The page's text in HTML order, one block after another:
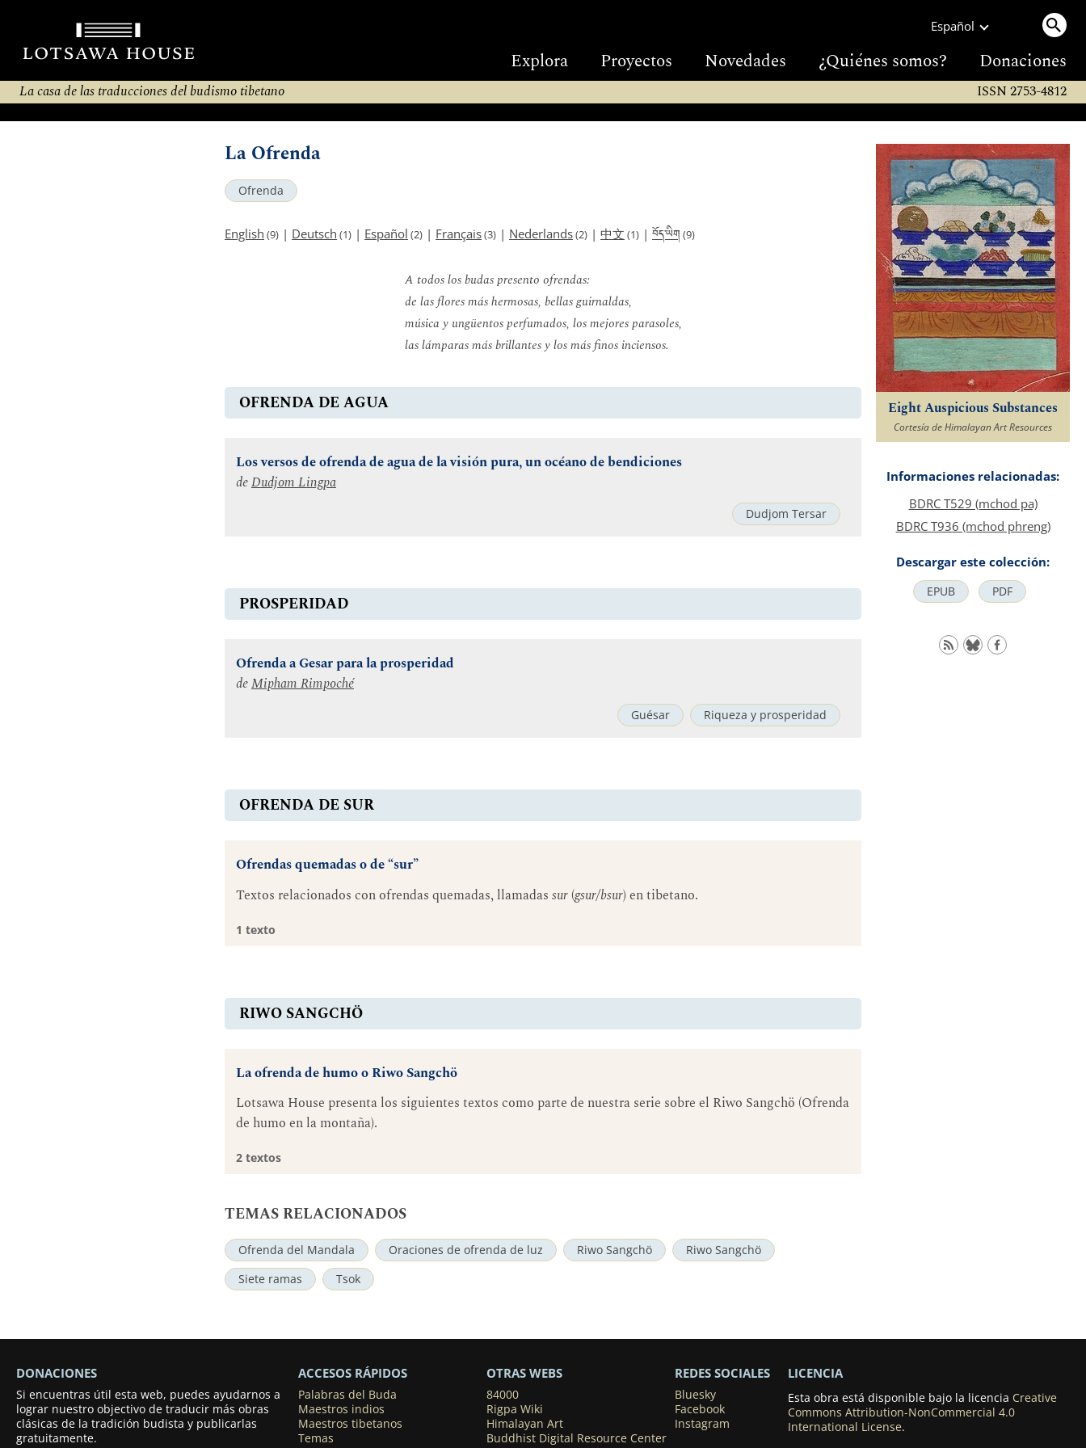
Español
Explora Proyectos Novedades ¿Quiénes somos? Donaciones
La casa de las traducciones del budismo tibetano ISSN 2753-4812
La Ofrenda
Ofrenda
English (9) | Deutsch (1) | Español (2) | Français(3) | Nederlands(2) | 中文 (1) | བོད་ཡིག (9)
A todos los budas presento ofrendas:
de las flores más hermosas, bellas guirnaldas,
música y ungüentos perfumados, los mejores parasoles,
las lámparas más brillantes y los más finos inciensos.
OFRENDA DE AGUA
Los versos de ofrenda de agua de la visión pura, un océano de bendiciones
deDudjom Lingpa
Dudjom Tersar
PROSPERIDAD
Ofrenda a Gesar para la prosperidad
deMipham Rimpoché
Guésar Riqueza y prosperidad
OFRENDA DE SUR
Ofrendas quemadas o de “sur”
Textos relacionados con ofrendas quemadas, llamadas sur (gsur/bsur) en tibetano.
1 texto
RIWO SANGCHÖ
La ofrenda de humo o Riwo Sangchö
Lotsawa House presenta los siguientes textos como parte de nuestra serie sobre el Riwo Sangchö (Ofrenda
de humo en la montaña).
2 textos
TEMAS RELACIONADOS
Ofrenda del Mandala Oraciones de ofrenda de luz Riwo Sangchö
Riwo Sangchö
Siete ramas
Tsok
Eight Auspicious Substances
Cortesía de Himalayan Art Resources
Informaciones relacionadas:
BDRC T529 (mchod pa)
BDRC T936 (mchod phreng)
Descargar este colección:
EPUB PDF
DONACIONES
Si encuentras útil esta web, puedes ayudarnos a
lograr nuestro objectivo de traducir más obras
clásicas de la tradición budista y publicarlas
gratuitamente.
ACCESOS RÁPIDOS
Palabras del Buda
Maestros indios
Maestros tibetanos
Temas
OTRAS WEBS
84000
Rigpa Wiki
Himalayan Art
Buddhist Digital Resource Center
REDES SOCIALES
Bluesky
Facebook
Instagram
LICENCIA
Esta obra está disponible bajo la licencia Creative
Commons Attribution-NonCommercial 4.0
International License.